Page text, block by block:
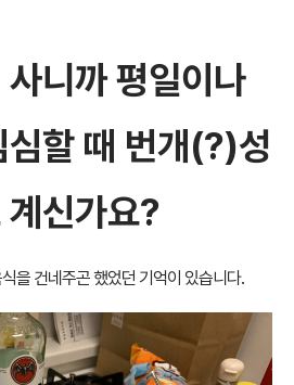
니까 평일이나
심할 때 번개(?)성
신가요?
을 건네주곤 했었던 기억이 있습니다.